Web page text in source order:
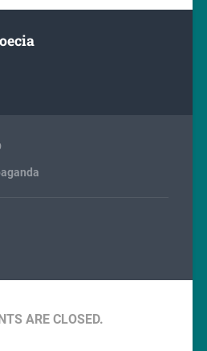
ARE CLOSED.